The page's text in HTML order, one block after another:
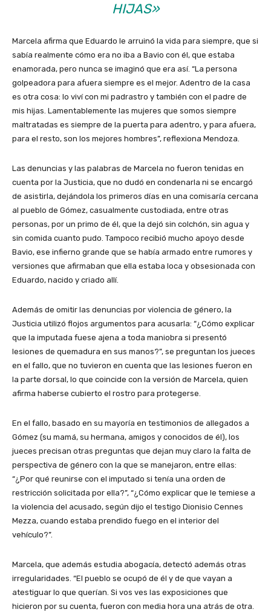
HIJAS»
Marcela afirma que Eduardo le arruinó la vida para siempre, que si
sabía realmente cómo era no iba a Bavio con él, que estaba
enamorada, pero nunca se imaginó que era así. “La persona
golpeadora para afuera siempre es el mejor. Adentro de la casa
es otra cosa: lo viví con mi padrastro y también con el padre de
mis hijas. Lamentablemente las mujeres que somos siempre
maltratadas es siempre de la puerta para adentro, y para afuera,
para el resto, son los mejores hombres”, reflexiona Mendoza.
Las denuncias y las palabras de Marcela no fueron tenidas en
cuenta por la Justicia, que no dudó en condenarla ni se encargó
de asistirla, dejándola los primeros días en una comisaría cercana
al pueblo de Gómez, casualmente custodiada, entre otras
personas, por un primo de él, que la dejó sin colchón, sin agua y
sin comida cuanto pudo. Tampoco recibió mucho apoyo desde
Bavio, ese infierno grande que se había armado entre rumores y
versiones que afirmaban que ella estaba loca y obsesionada con
Eduardo, nacido y criado allí.
Además de omitir las denuncias por violencia de género, la
Justicia utilizó flojos argumentos para acusarla: “¿Cómo explicar
que la imputada fuese ajena a toda maniobra si presentó
lesiones de quemadura en sus manos?”, se preguntan los jueces
en el fallo, que no tuvieron en cuenta que las lesiones fueron en
la parte dorsal, lo que coincide con la versión de Marcela, quien
afirma haberse cubierto el rostro para protegerse.
En el fallo, basado en su mayoría en testimonios de allegados a
Gómez (su mamá, su hermana, amigos y conocidos de él), los
jueces precisan otras preguntas que dejan muy claro la falta de
perspectiva de género con la que se manejaron, entre ellas:
“¿Por qué reunirse con el imputado si tenía una orden de
restricción solicitada por ella?”, “¿Cómo explicar que le temiese a
la violencia del acusado, según dijo el testigo Dionisio Cennes
Mezza, cuando estaba prendido fuego en el interior del
vehículo?”.
Marcela, que además estudia abogacía, detectó además otras
irregularidades. “El pueblo se ocupó de él y de que vayan a
atestiguar lo que querían. Si vos ves las exposiciones que
hicieron por su cuenta, fueron con media hora una atrás de otra.